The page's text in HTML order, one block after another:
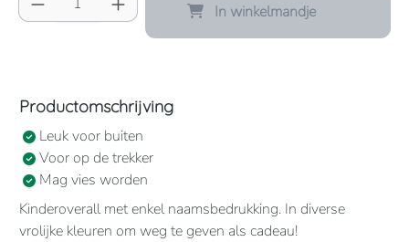
In winkelmandje
Productomschrijving
Leuk voor buiten
Voor op de trekker
Mag vies worden
Kinderoverall met enkel naamsbedrukking. In diverse
vrolijke kleuren om weg te geven als cadeau!